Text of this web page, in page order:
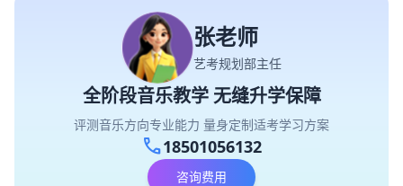
张老师
艺考规划部主任
全阶段音乐教学 无缝升学保障
评测音乐方向专业能力 量身定制适考学习方案
call18501056132
咨询费用